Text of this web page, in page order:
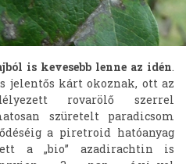
is kevesebb lenne az idén
jelentős kárt okoznak, ott az
rovarölő szerrel
szüretelt paradicsom
a piretroid hatóanyag
a „bio” azadirachtin is